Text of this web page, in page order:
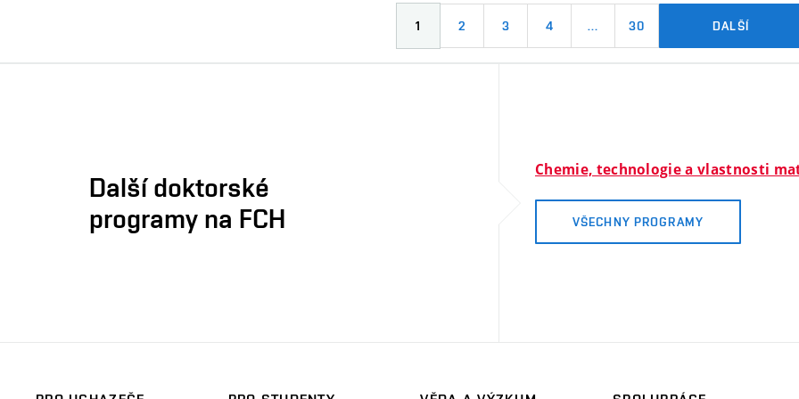
1 2 3 4 … 30 DALŠÍ
Další doktorské
programy na FCH
Chemie, technologie a vlastnosti
VŠECHNY PROGRAMY